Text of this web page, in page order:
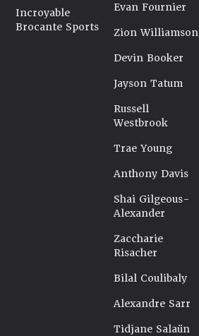
Incroyable
Brocante Sports
Evan Fournier
Zion Williamson
Devin Booker
Jayson Tatum
Russell
Westbrook
Trae Young
Anthony Davis
Shai Gilgeous-
Alexander
Zaccharie
Risacher
Bilal Coulibaly
Alexandre Sarr
Tidjane Salaün